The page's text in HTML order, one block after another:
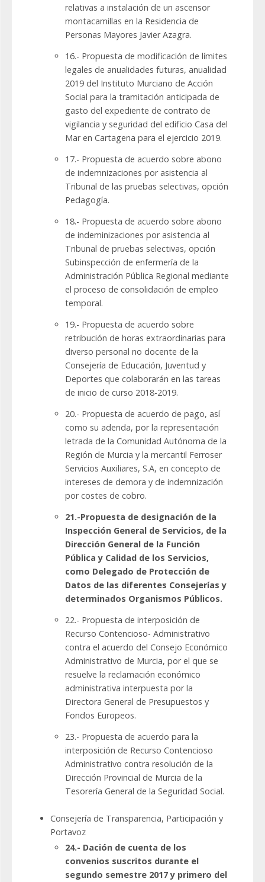
relativas a instalación de un ascensor
montacamillas en la Residencia de
Personas Mayores Javier Azagra.
16.- Propuesta de modificación de límites
legales de anualidades futuras, anualidad
2019 del Instituto Murciano de Acción
Social para la tramitación anticipada de
gasto del expediente de contrato de
vigilancia y seguridad del edificio Casa del
Mar en Cartagena para el ejercicio 2019.
17.- Propuesta de acuerdo sobre abono
de indemnizaciones por asistencia al
Tribunal de las pruebas selectivas, opción
Pedagogía.
18.- Propuesta de acuerdo sobre abono
de indeminizaciones por asistencia al
Tribunal de pruebas selectivas, opción
Subinspección de enfermería de la
Administración Pública Regional mediante
el proceso de consolidación de empleo
temporal.
19.- Propuesta de acuerdo sobre
retribución de horas extraordinarias para
diverso personal no docente de la
Consejería de Educación, Juventud y
Deportes que colaborarán en las tareas
de inicio de curso 2018-2019.
20.- Propuesta de acuerdo de pago, así
como su adenda, por la representación
letrada de la Comunidad Autónoma de la
Región de Murcia y la mercantil Ferroser
Servicios Auxiliares, S.A, en concepto de
intereses de demora y de indemnización
por costes de cobro.
21.-Propuesta de designación de la
Inspección General de Servicios, de la
Dirección General de la Función
Pública y Calidad de los Servicios,
como Delegado de Protección de
Datos de las diferentes Consejerías y
determinados Organismos Públicos.
22.- Propuesta de interposición de
Recurso Contencioso- Administrativo
contra el acuerdo del Consejo Económico
Administrativo de Murcia, por el que se
resuelve la reclamación económico
administrativa interpuesta por la
Directora General de Presupuestos y
Fondos Europeos.
23.- Propuesta de acuerdo para la
interposición de Recurso Contencioso
Administrativo contra resolución de la
Dirección Provincial de Murcia de la
Tesorería General de la Seguridad Social.
Consejería de Transparencia, Participación y
Portavoz
24.- Dación de cuenta de los
convenios suscritos durante el
segundo semestre 2017 y primero del